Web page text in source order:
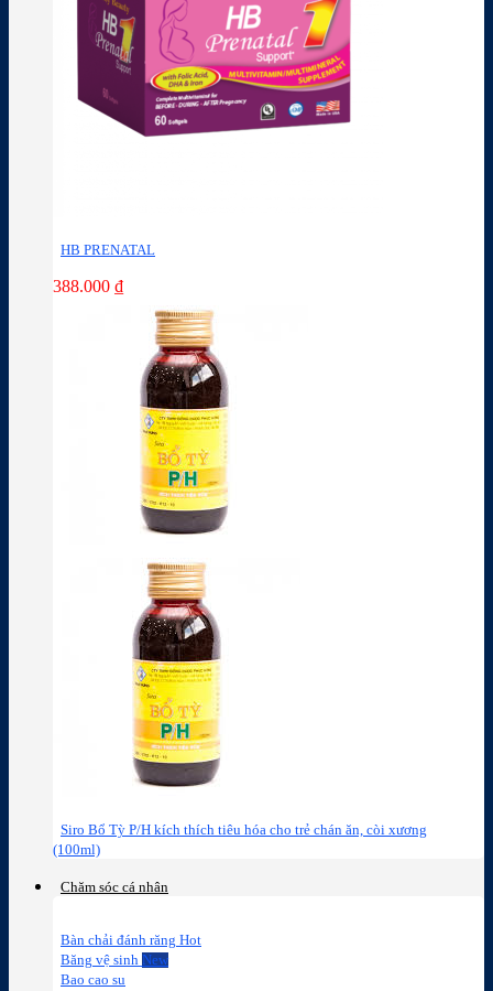
HB PRENATAL
388.000 ₫
Siro Bổ Tỳ P/H kích thích tiêu hóa cho trẻ chán ăn, còi xương
(100ml)
Chăm sóc cá nhân
Bàn chải đánh răng
Băng vệ sinh
Bao cao su